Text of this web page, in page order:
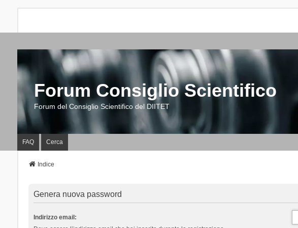
Forum Consiglio Scientifico
Forum del Consiglio Scientifico del DIITET
FAQ Cerca
Indice
Genera nuova password
Indirizzo email: